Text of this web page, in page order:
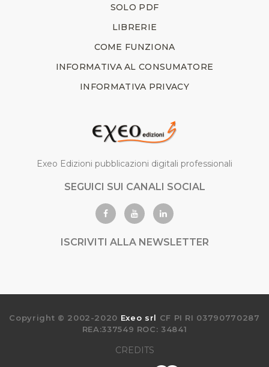
SOLO PDF
LIBRERIE
COME FUNZIONA
INFORMATIVA AL CONSUMATORE
INFORMATIVA PRIVACY
Exeo Edizioni pubblicazioni digitali professionali
SEGUICI SUI CANALI SOCIAL
ISCRIVITI ALLA NEWSLETTER
Copyright © 2002-2020 Exeo srl CF PI RI 03790770287
REA:337549 ROC: 34841
CREDITS